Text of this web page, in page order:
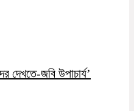
দেখতে-জবি উপাচার্য’